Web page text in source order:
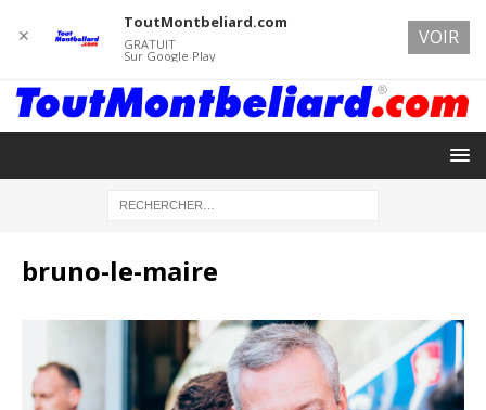
bruno-le-maire
✕
ToutMontbeliard.com
GRATUIT
Sur Google Play
VOIR